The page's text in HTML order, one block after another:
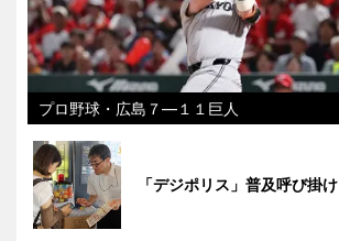
プロ野球・広島７―１１巨人
「デジポリス」普及呼び掛け